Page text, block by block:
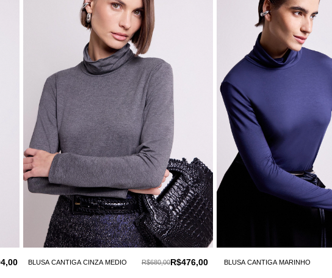
BLUSA CANTIGA CINZA MEDIO R$476,00
R$680,00 BLUSA CANTIGA MARINHO